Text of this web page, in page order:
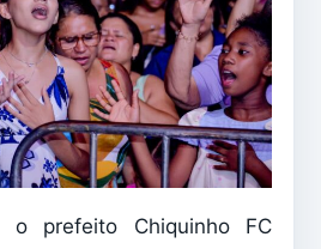
o prefeito Chiquinho FC